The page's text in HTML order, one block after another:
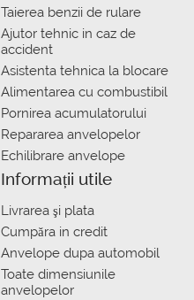
Taierea benzii de rulare
Ajutor tehnic in caz de
accident
Asistenta tehnica la blocare
Alimentarea cu combustibil
Pornirea acumulatorului
Repararea anvelopelor
Echilibrare anvelope
Informații utile
Livrarea şi plata
Сumpăra in credit
Anvelope dupa automobil
Toate dimensiunile
anvelopelor